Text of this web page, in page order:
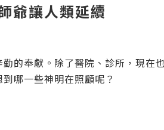
爺讓人類延續
的奉獻。除了醫院、診所，現在
哪一些神明在照顧呢？